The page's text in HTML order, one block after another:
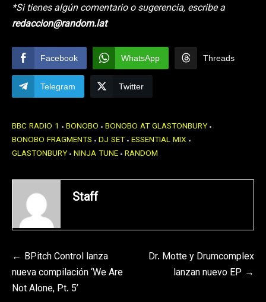
*Si tienes algún comentario o sugerencia, escribe a
redaccion@random.lat
Facebook WhatsApp Threads
Telegram Twitter
BBC RADIO 1 BONOBO BONOBO AT GLASTONBURY
BONOBO FRAGMENTS DJ SET ESSENTIAL MIX
GLASTONBURY NINJA TUNE RANDOM
Staff
Navegación
de
BPitch Control lanza
nueva compilación ‘We Are
Not Alone, Pt. 5’
Dr. Motte y Drumcomplex
lanzan nuevo EP